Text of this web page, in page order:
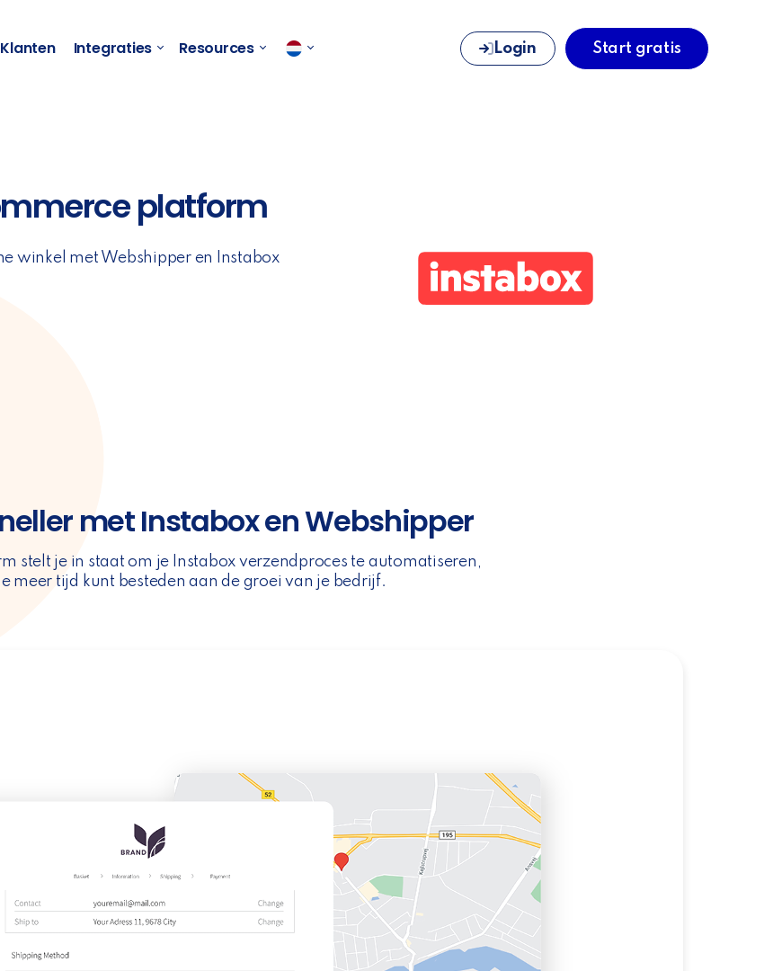
Klanten Integraties Resources Login Start gratis
platform
winkel met Webshipper en Instabox
met Instabox en Webshipper
stelt je in staat om je Instabox verzendproces te automatiseren,
meer tijd kunt besteden aan de groei van je bedrijf.